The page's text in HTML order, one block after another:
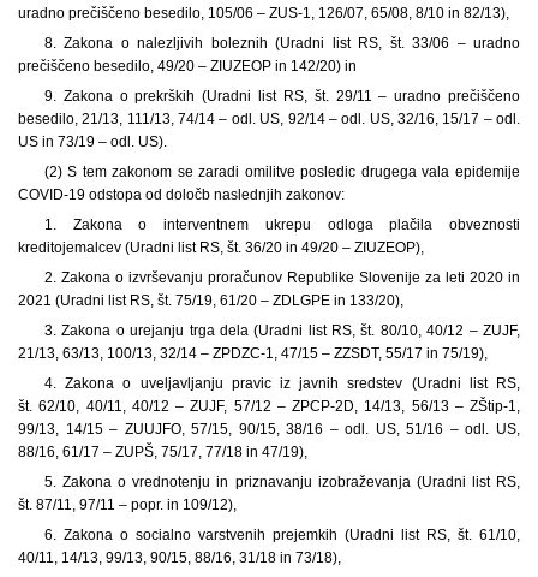
uradno prečiščeno besedilo, 105/06 – ZUS-1, 126/07, 65/08, 8/10 in 82/13),
8. Zakona o nalezljivih boleznih (Uradni list RS, št. 33/06 – uradno
prečiščeno besedilo, 49/20 – ZIUZEOP in 142/20) in
9. Zakona o prekrških (Uradni list RS, št. 29/11 – uradno prečiščeno
besedilo, 21/13, 111/13, 74/14 – odl. US, 92/14 – odl. US, 32/16, 15/17 – odl.
US in 73/19 – odl. US).
(2) S tem zakonom se zaradi omilitve posledic drugega vala epidemije
COVID-19 odstopa od določb naslednjih zakonov:
1. Zakona o interventnem ukrepu odloga plačila obveznosti
kreditojemalcev (Uradni list RS, št. 36/20 in 49/20 – ZIUZEOP),
2. Zakona o izvrševanju proračunov Republike Slovenije za leti 2020 in
2021 (Uradni list RS, št. 75/19, 61/20 – ZDLGPE in 133/20),
3. Zakona o urejanju trga dela (Uradni list RS, št. 80/10, 40/12 – ZUJF,
21/13, 63/13, 100/13, 32/14 – ZPDZC-1, 47/15 – ZZSDT, 55/17 in 75/19),
4. Zakona o uveljavljanju pravic iz javnih sredstev (Uradni list RS,
št. 62/10, 40/11, 40/12 – ZUJF, 57/12 – ZPCP-2D, 14/13, 56/13 – ZŠtip-1,
99/13, 14/15 – ZUUJFO, 57/15, 90/15, 38/16 – odl. US, 51/16 – odl. US,
88/16, 61/17 – ZUPŠ, 75/17, 77/18 in 47/19),
5. Zakona o vrednotenju in priznavanju izobraževanja (Uradni list RS,
št. 87/11, 97/11 – popr. in 109/12),
6. Zakona o socialno varstvenih prejemkih (Uradni list RS, št. 61/10,
40/11, 14/13, 99/13, 90/15, 88/16, 31/18 in 73/18),